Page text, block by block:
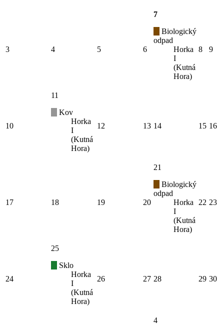
3 4 5 6
7
Biologický
odpad
Horka
I
(Kutná
Hora)
8 9
10
11
Kov
Horka
I
(Kutná
Hora)
12 13 14 15 16
17 18 19 20
21
Biologický
odpad
Horka
I
(Kutná
Hora)
22 23
24
25
Sklo
Horka
I
(Kutná
Hora)
26 27 28 29 30
4